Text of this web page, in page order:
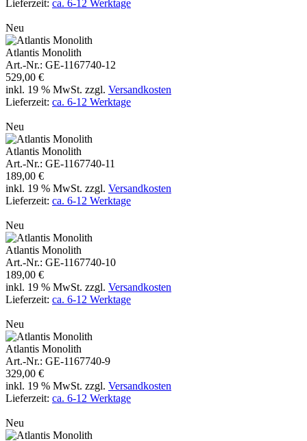
Lieferzeit: ca. 6-12 Werktage
Atlantis Monolith
Neu
Atlantis Monolith
Art.-Nr.: GE-1167740-12
529,00 €
inkl. 19 % MwSt. zzgl. Versandkosten
Lieferzeit: ca. 6-12 Werktage
Atlantis Monolith
Neu
Atlantis Monolith
Art.-Nr.: GE-1167740-11
189,00 €
inkl. 19 % MwSt. zzgl. Versandkosten
Lieferzeit: ca. 6-12 Werktage
Atlantis Monolith
Neu
Atlantis Monolith
Art.-Nr.: GE-1167740-10
189,00 €
inkl. 19 % MwSt. zzgl. Versandkosten
Lieferzeit: ca. 6-12 Werktage
Atlantis Monolith
Neu
Atlantis Monolith
Art.-Nr.: GE-1167740-9
329,00 €
inkl. 19 % MwSt. zzgl. Versandkosten
Lieferzeit: ca. 6-12 Werktage
Atlantis Monolith
Neu